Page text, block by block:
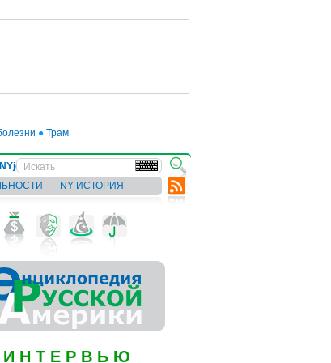
● Трамп отложил введение 50-процентных пошлин на товары из
ВЕСТИ ИЗ УКРАИНЫ
NY ИСТОРИЯ
И Н Т Е Р В Ь Ю